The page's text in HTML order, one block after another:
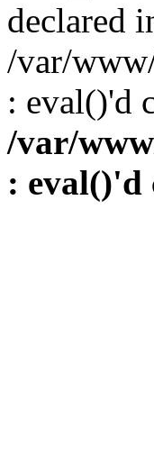
declared
/var/
: eval()'d
/var/
: eval()'d